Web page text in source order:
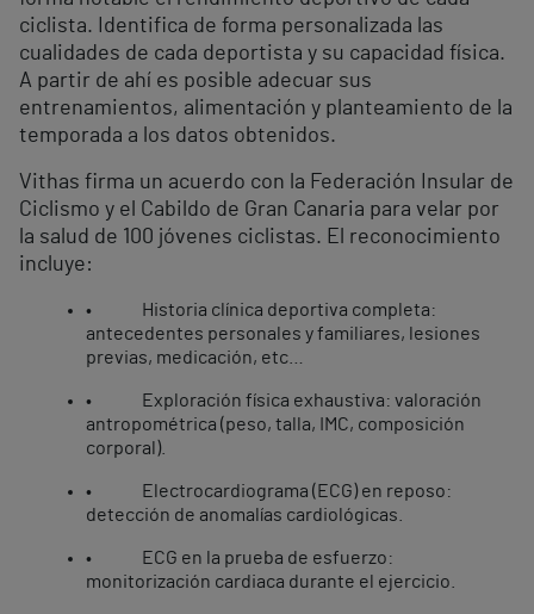
ciclista. Identifica de forma personalizada las
cualidades de cada deportista y su capacidad física.
A partir de ahí es posible adecuar sus
entrenamientos, alimentación y planteamiento de la
temporada a los datos obtenidos.
Vithas firma un acuerdo con la Federación Insular de
Ciclismo y el Cabildo de Gran Canaria para velar por
la salud de 100 jóvenes ciclistas. El reconocimiento
incluye:
• Historia clínica deportiva completa:
antecedentes personales y familiares, lesiones
previas, medicación, etc…
• Exploración física exhaustiva: valoración
antropométrica (peso, talla, IMC, composición
corporal).
• Electrocardiograma (ECG) en reposo:
detección de anomalías cardiológicas.
• ECG en la prueba de esfuerzo:
monitorización cardiaca durante el ejercicio.